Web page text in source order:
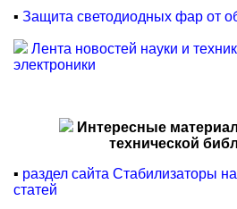
▪ Защита светодиодных фар от
Лента новостей науки и
электроники
Интересные
технической
▪ раздел сайта Стабилизаторы
статей